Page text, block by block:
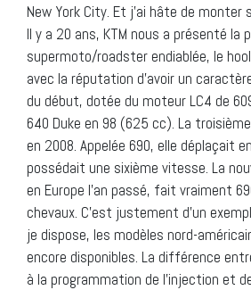
New York City. Et j’ai hâte de monter
Il y a 20 ans, KTM nous a présenté la
supermoto/roadster endiablée, le
avec la réputation d’avoir un
du début, dotée du moteur LC4 de
640 Duke en 98 (625 cc). La
en 2008. Appelée 690, elle déplaçait
possédait une sixième vitesse. La
en Europe l’an passé, fait vraiment
chevaux. C’est justement d’un
je dispose, les modèles nord-
encore disponibles. La différence
à la programmation de l’injection et